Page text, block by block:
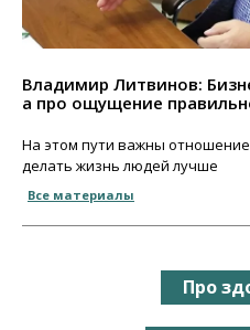
Владимир Литвинов:
а про ощущение
На этом пути важны
делать жизнь людей лучше
Все материалы
Про